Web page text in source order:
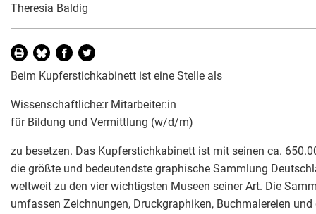
Theresia Baldig
Beim Kupferstichkabinett ist eine Stelle als
Wissenschaftliche:r Mitarbeiter:in
für Bildung und Vermittlung (w/d/m)
zu besetzen. Das Kupferstichkabinett ist mit seinen ca.
die größte und bedeutendste graphische Sammlung
weltweit zu den vier wichtigsten Museen seiner Art. Die
umfassen Zeichnungen, Druckgraphiken, Buchmalereien und